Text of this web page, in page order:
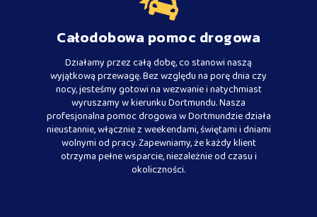
Całodobowa pomoc drogowa
Działamy przez całą dobę, co stanowi naszą
wyjątkową przewagę. Bez względu na porę dnia czy
nocy, jesteśmy gotowi na wezwanie i natychmiast
wyruszamy w kierunku Dortmundu. Nasza
profesjonalna pomoc drogowa w Dortmundzie działa
nieustannie, włącznie z weekendami, świętami i dniami
wolnymi od pracy. Zapewniamy, że każdy klient
otrzyma pełne wsparcie, niezależnie od czasu i
okoliczności.